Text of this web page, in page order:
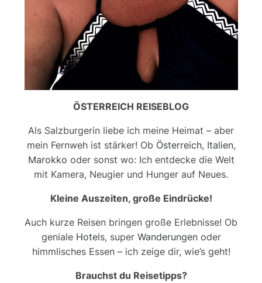
ÖSTERREICH REISEBLOG
Als Salzburgerin liebe ich meine Heimat – aber
mein Fernweh ist stärker! Ob Österreich, Italien,
Marokko oder sonst wo: Ich entdecke die Welt
mit Kamera, Neugier und Hunger auf Neues.
Kleine Auszeiten, große Eindrücke!
Auch kurze Reisen bringen große Erlebnisse! Ob
geniale Hotels, super Wanderungenoder
himmlisches Essen – ich zeige dir, wie’s geht!
Brauchst du Reisetipps?